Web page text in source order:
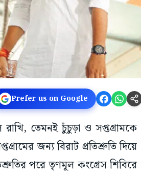
Prefer us on Google
তেমনই চুঁচুড়া ও সপ্তগ্রামকে
জন্য বিরাট প্রতিশ্রুতি দিয়ে
পরে তৃণমূল কংগ্রেস শিবিরে